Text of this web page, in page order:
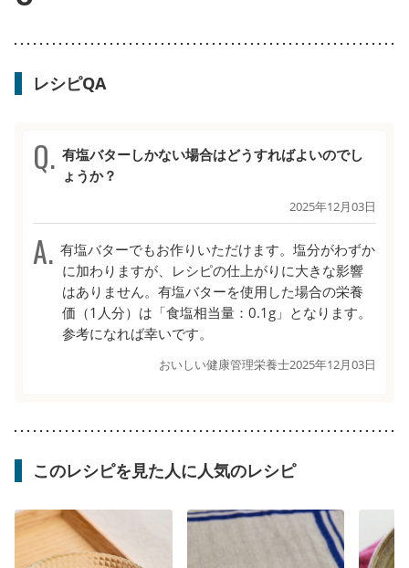
レシピQA
有塩バターしかない場合はどうすればよいのでし
ょうか？
2025年12月03日
有塩バターでもお作りいただけます。塩分がわずか
に加わりますが、レシピの仕上がりに大きな影響
はありません。有塩バターを使用した場合の栄養
価（1人分）は「食塩相当量：0.1g」となります。
参考になれば幸いです。
おいしい健康管理栄養士2025年12月03日
このレシピを見た人に人気のレシピ